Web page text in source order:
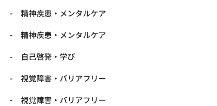
精神疾患・メンタルケア
精神疾患・メンタルケア
自己啓発・学び
視覚障害・バリアフリー
視覚障害・バリアフリー